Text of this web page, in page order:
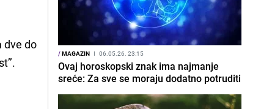
dve do
/MAGAZIN I 06.05.26. 23:15
Ovaj horoskopski znak ima najmanje
sreće: Za sve se moraju dodatno potruditi